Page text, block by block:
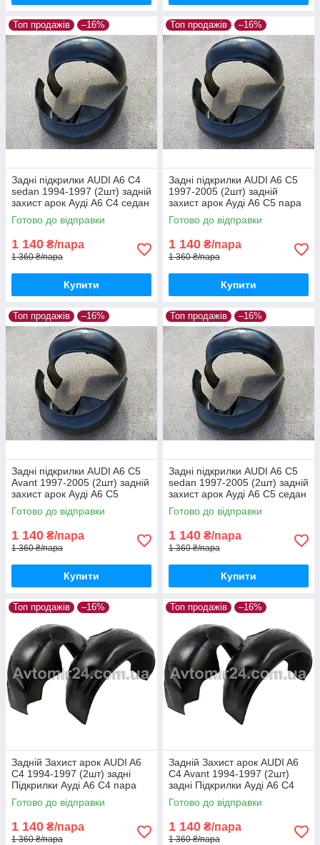
Топ продажів –16%
Задні підкрилки AUDI A6 C4
sedan 1994-1997 (2шт) задній
захист арок Ауді А6 С4 седан
пара задніх
Готово до відправки
1 140 ₴/пара
1 360 ₴/пара
Купити
Топ продажів –16%
Задні підкрилки AUDI A6 C5
1997-2005 (2шт) задній
захист арок Ауді А6 С5 пара
задніх
Готово до відправки
1 140 ₴/пара
1 360 ₴/пара
Купити
Топ продажів –16%
Задні підкрилки AUDI A6 C5
Avant 1997-2005 (2шт) задній
захист арок Ауді А6 С5
універсал пара задніх
Готово до відправки
1 140 ₴/пара
1 360 ₴/пара
Купити
Топ продажів –16%
Задні підкрилки AUDI A6 C5
sedan 1997-2005 (2шт) задній
захист арок Ауді А6 С5 седан
пара задніх
Готово до відправки
1 140 ₴/пара
1 360 ₴/пара
Купити
Топ продажів –16%
Задній Захист арок AUDI A6
C4 1994-1997 (2шт) задні
Підкрилки Ауді А6 С4 пара
задніх
Готово до відправки
1 140 ₴/пара
1 360 ₴/пара
Топ продажів –16%
Задній Захист арок AUDI A6
C4 Avant 1994-1997 (2шт)
задні Підкрилки Ауді А6 С4
універсал пара задніх
Готово до відправки
1 140 ₴/пара
1 360 ₴/пара